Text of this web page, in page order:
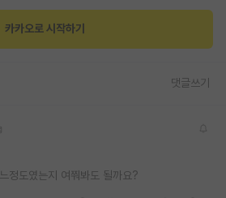
카카오로 시작하기
댓글쓰기
정도였는지 여쭤봐도 될까요?